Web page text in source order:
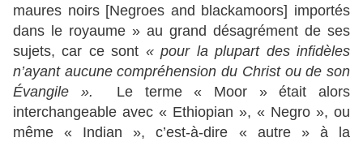
maures noirs [Negroes and blackamoors] importés
dans le royaume » au grand désagrément de ses
sujets, car ce sont « pour la plupart des infidèles
n’ayant aucune compréhension du Christ ou de son
Évangile ». Le terme « Moor » était alors
interchangeable avec « Ethiopian », « Negro », ou
même « Indian », c’est-à-dire « autre » à la